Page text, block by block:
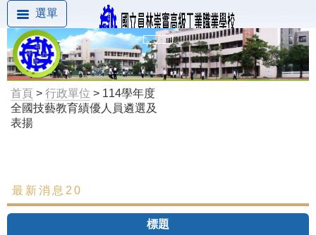
選單
首頁 > 行政單位 > 114學年度
全國技藝教育績優人員遴選及
表揚
最新消息
最新消息20
標題